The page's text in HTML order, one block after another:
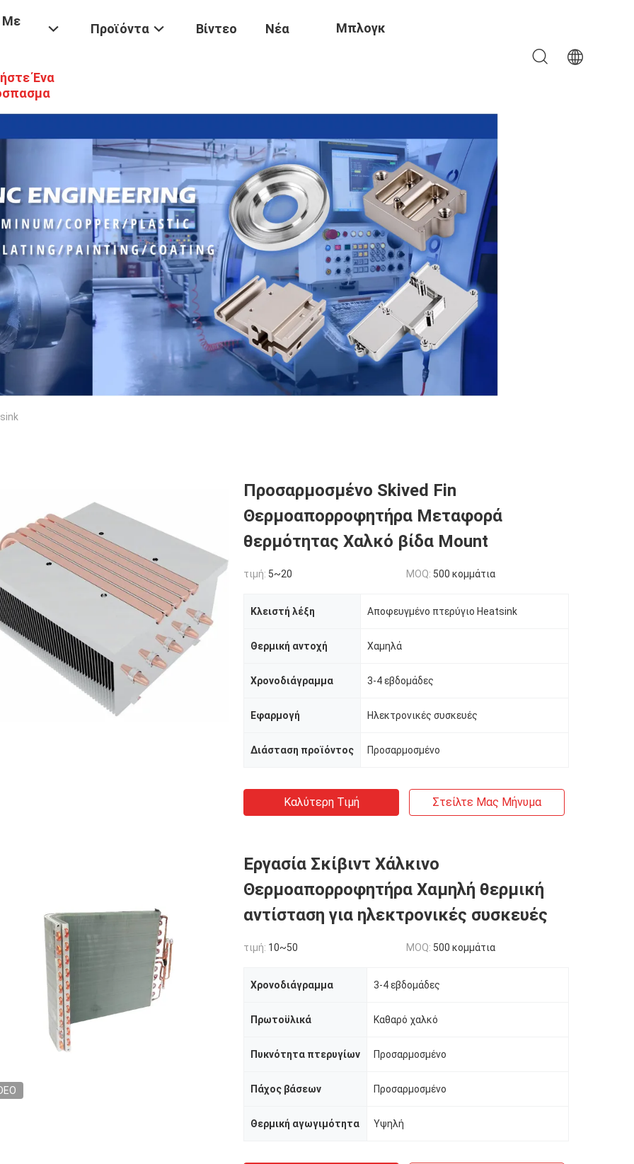
Με
Προϊόντα Βίντεο Νέα Μπλογκ
Ένα
Προσαρμοσμένο Skived Fin
Θερμοαπορροφητήρα Μεταφορά
θερμότητας Χαλκό βίδα Mount
τιμή: 5~20 MOQ: 500 κομμάτια
Κλειστή λέξη Αποφευγμένο πτερύγιο Heatsink
Θερμική αντοχή Χαμηλά
Χρονοδιάγραμμα 3-4 εβδομάδες
Εφαρμογή Ηλεκτρονικές συσκευές
Διάσταση προϊόντος Προσαρμοσμένο
Καλύτερη Τιμή Στείλτε Μας Μήνυμα
Εργασία Σκίβιντ Χάλκινο
Θερμοαπορροφητήρα Χαμηλή θερμική
αντίσταση για ηλεκτρονικές συσκευές
τιμή: 10~50 MOQ: 500 κομμάτια
Χρονοδιάγραμμα 3-4 εβδομάδες
Πρωτοϋλικά Καθαρό χαλκό
Πυκνότητα πτερυγίων Προσαρμοσμένο
Πάχος βάσεων Προσαρμοσμένο
Θερμική αγωγιμότητα Υψηλή